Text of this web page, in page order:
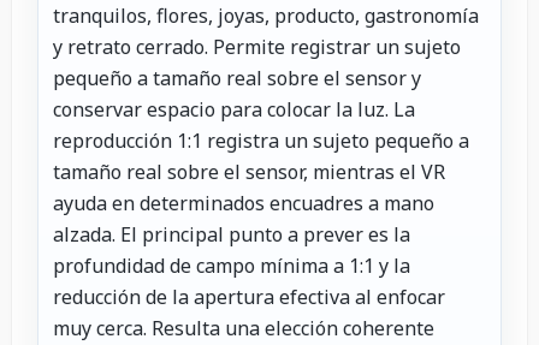
tranquilos, flores, joyas, producto, gastronomía
y retrato cerrado. Permite registrar un sujeto
pequeño a tamaño real sobre el sensor y
conservar espacio para colocar la luz. La
reproducción 1:1 registra un sujeto pequeño a
tamaño real sobre el sensor, mientras el VR
ayuda en determinados encuadres a mano
alzada. El principal punto a prever es la
profundidad de campo mínima a 1:1 y la
reducción de la apertura efectiva al enfocar
muy cerca. Resulta una elección coherente